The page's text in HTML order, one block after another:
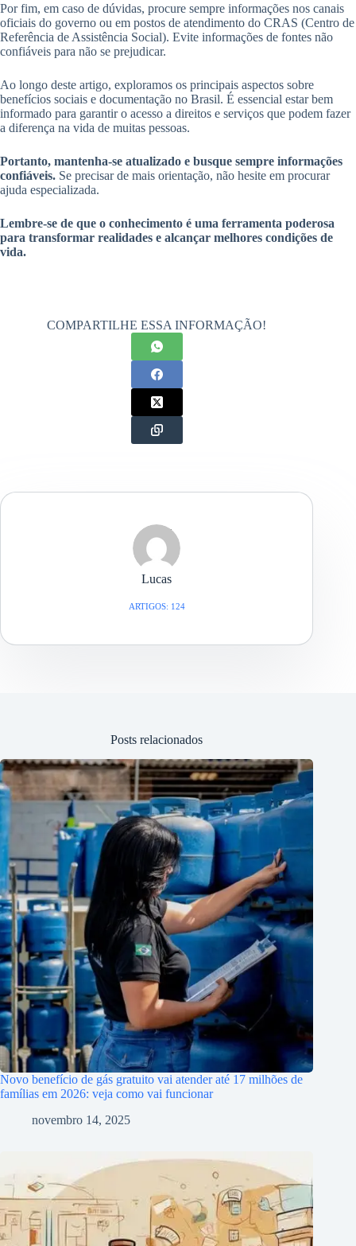
Por fim, em caso de dúvidas, procure sempre informações nos canais
oficiais do governo ou em postos de atendimento do CRAS (Centro de
Referência de Assistência Social). Evite informações de fontes não
confiáveis para não se prejudicar.
Ao longo deste artigo, exploramos os principais aspectos sobre
benefícios sociais e documentação no Brasil. É essencial estar bem
informado para garantir o acesso a direitos e serviços que podem fazer
a diferença na vida de muitas pessoas.
Portanto, mantenha-se atualizado e busque sempre informações
confiáveis. Se precisar de mais orientação, não hesite em procurar
ajuda especializada.
Lembre-se de que o conhecimento é uma ferramenta poderosa
para transformar realidades e alcançar melhores condições de
vida.
COMPARTILHE ESSA INFORMAÇÃO!
Lucas
ARTIGOS: 124
Posts relacionados
Novo benefício de gás gratuito vai atender até 17 milhões de
famílias em 2026: veja como vai funcionar
novembro 14, 2025